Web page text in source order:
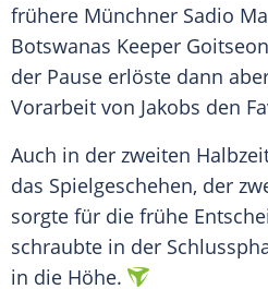
frühere Münchner Sadio
Botswanas Keeper
der Pause erlöste dann
Vorarbeit von Jakobs den
Auch in der zweiten
das Spielgeschehen, der
sorgte für die frühe
schraubte in der
in die Höhe.